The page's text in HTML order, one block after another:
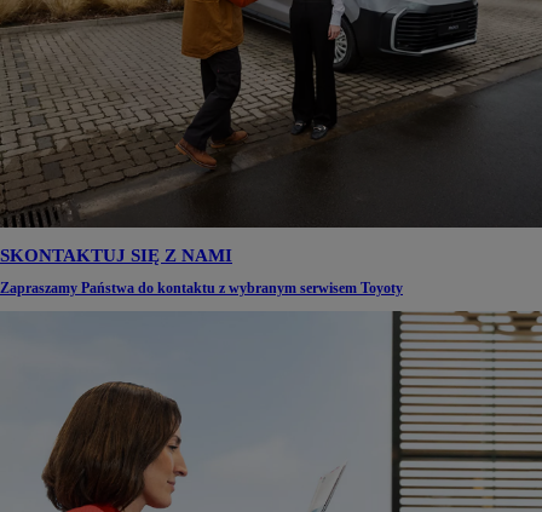
SKONTAKTUJ SIĘ Z NAMI
Zapraszamy Państwa do kontaktu z wybranym serwisem Toyoty